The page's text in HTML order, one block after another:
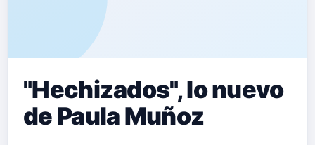
"Hechizados", lo nuevo
de Paula Muñoz